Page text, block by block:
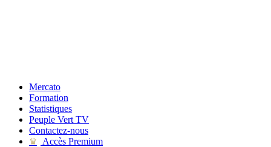
Mercato
Formation
Statistiques
Peuple Vert TV
Contactez-nous
♛
Accès Premium